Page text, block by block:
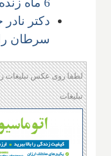
دکتر
سرطان را
لطفا روی عکس تبلیغات
تبلیغات